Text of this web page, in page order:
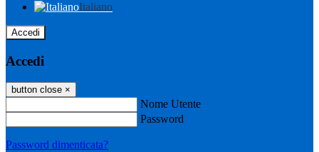
Italiano
Accedi
Accedi
button close ×
Nome Utente
Password
Password dimenticata?